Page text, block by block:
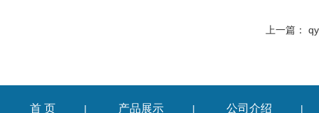
上一篇：
首 页 | 产品展示 | 公司介绍 |